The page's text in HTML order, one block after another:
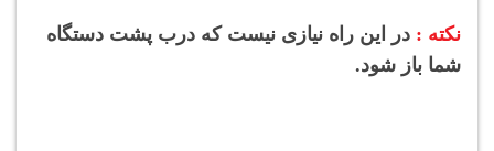
نکته : در این راه نیازی نیست که درب پشت دستگاه
شما باز شود.